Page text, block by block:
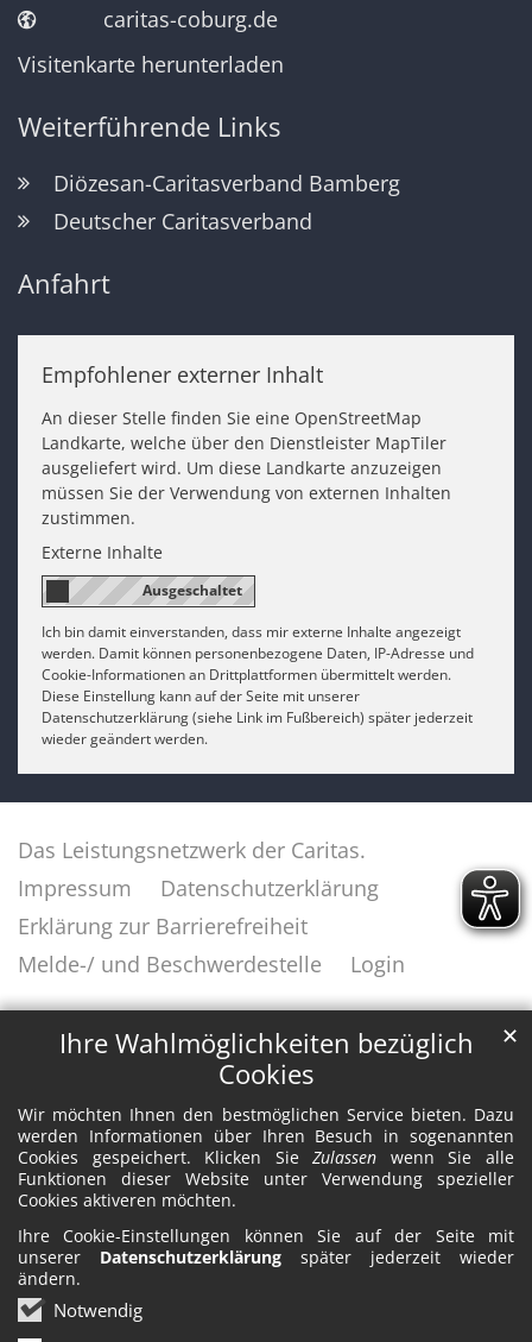
Ihre Wahlmöglichkeiten bezüglich
Cookies
Wir möchten Ihnen den bestmöglichen Service bieten. Dazu
werden Informationen über Ihren Besuch in sogenannten
Cookies gespeichert. Klicken SieZulassen wenn Sie alle
Funktionen dieser Website unter Verwendung spezieller
Cookies aktiveren möchten.
Ihre Cookie-Einstellungen können Sie auf der Seite mit
unserer Datenschutzerklärung später jederzeit wieder
ändern.
Notwendig
✕
caritas-coburg.de
Visitenkarte herunterladen
Weiterführende Links
Diözesan-Caritasverband Bamberg
Deutscher Caritasverband
Anfahrt
Empfohlener externer Inhalt
An dieser Stelle finden Sie eine OpenStreetMap
Landkarte, welche über den Dienstleister MapTiler
ausgeliefert wird. Um diese Landkarte anzuzeigen
müssen Sie der Verwendung von externen Inhalten
zustimmen.
Externe Inhalte
Ich bin damit einverstanden, dass mir externe Inhalte angezeigt
werden. Damit können personenbezogene Daten, IP-Adresse und
Cookie-Informationen an Drittplattformen übermittelt werden.
Diese Einstellung kann auf der Seite mit unserer
Datenschutzerklärung (siehe Link im Fußbereich) später jederzeit
wieder geändert werden.
Das Leistungsnetzwerk der Caritas.
Impressum
Datenschutzerklärung
Erklärung zur Barrierefreiheit
Melde-/ und Beschwerdestelle
Login